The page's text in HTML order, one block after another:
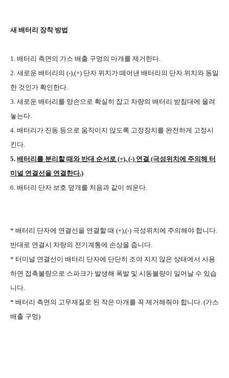
새 배터리 장착 방법
1. 배터리 측면의 가스 배출 구멍의 마개를 제거한다.
2. 새로운 배터리의 (-),(+) 단자 위치가 떼어낸 배터리의 단자 위치와 동일
한 것인가 확인한다.
3. 새로운 배터리를 양손으로 확실히 잡고 차량의 배터리 받침대에 올려
놓는다.
4. 배터리가 진동 등으로 움직이지 않도록 고정장치를 완전하게 고정시
킨다.
5. 배터리를 분리할 때와 반대 순서로 (+), (-) 연결 (극성위치에 주의해 터
미널 연결선을 연결한다.)
6. 배터리 단자 보호 덮개를 처음과 같이 씌운다.
* 배터리 단자에 연결선을 연결할 때 (+),(-) 극성위치에 주의해야 합니다.
반대로 연결시 차량의 전기계통에 손상을 줍니다.
* 터미널 연결선이 배터리 단자에 단단히 조여 지지 않은 상태에서 사용
하면 접촉불량으로 스파크가 발생해 폭발 및 시동불량이 일어날 수 있습
니다.
* 배터리 측면의 고무재질로 된 작은 마개를 꼭 제거해줘야 합니다. (가스
배출 구멍)